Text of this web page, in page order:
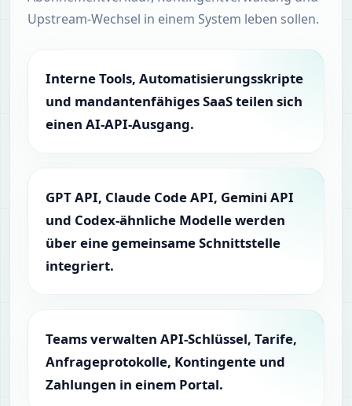
Upstream-Wechsel in einem System leben sollen.
Interne Tools, Automatisierungsskripte
und mandantenfähiges SaaS teilen sich
einen AI-API-Ausgang.
GPT API, Claude Code API, Gemini API
und Codex-ähnliche Modelle werden
über eine gemeinsame Schnittstelle
integriert.
Teams verwalten API-Schlüssel, Tarife,
Anfrageprotokolle, Kontingente und
Zahlungen in einem Portal.